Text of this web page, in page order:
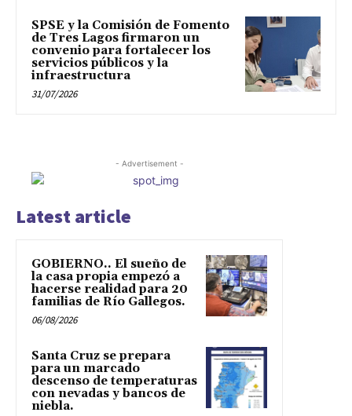
SPSE y la Comisión de Fomento
de Tres Lagos firmaron un
convenio para fortalecer los
servicios públicos y la
infraestructura
31/07/2026
- Advertisement -
Latest article
GOBIERNO.. El sueño de
la casa propia empezó a
hacerse realidad para 20
familias de Río Gallegos.
06/08/2026
Santa Cruz se prepara
para un marcado
descenso de temperaturas
con nevadas y bancos de
niebla.